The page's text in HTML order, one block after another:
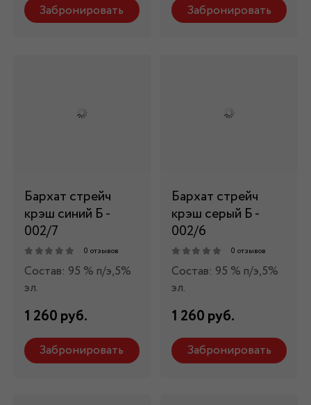
Забронировать Забронировать
Бархат стрейч
крэш синий Б -
002/7
0 отзывов
Состав: 95 % п/э,5%
эл.
1 260 руб.
Забронировать
Бархат стрейч
крэш серый Б -
002/6
0 отзывов
Состав: 95 % п/э,5%
эл.
1 260 руб.
Забронировать